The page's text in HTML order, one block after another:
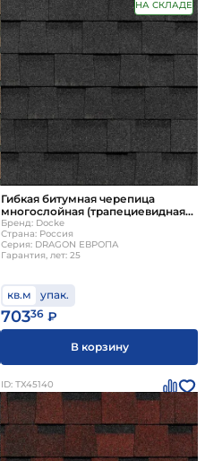
НА СКЛАДЕ
Гибкая битумная черепица
многослойная (трапециевидная
нарезка) Docke DRAGON ЕВРОПА
Серый
Бренд: Docke
Страна: Россия
Серия: DRAGON ЕВРОПА
Гарантия, лет: 25
кв.м упак.
70336 ₽
В корзину
ID: ТХ45140